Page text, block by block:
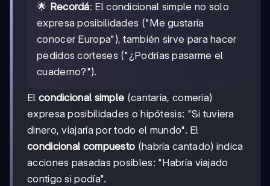
🌟 Recordá: El condicional simple no solo
expresa posibilidades ("Me gustaría
conocer Europa"), también sirve para hacer
pedidos corteses ("¿Podrías pasarme el
cuaderno?").
El condicional simple (cantaría, comería)
expresa posibilidades o hipótesis: "Si tuviera
dinero, viajaría por todo el mundo". El
condicional compuesto (habría cantado) indica
acciones pasadas posibles: "Habría viajado
contigo si podía".